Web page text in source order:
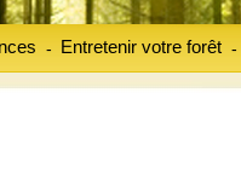
Entretenir votre forêt
- -